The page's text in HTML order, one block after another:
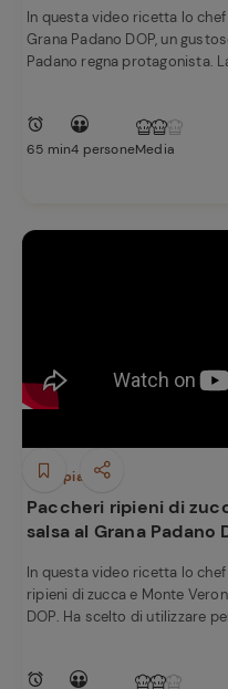
In questa video ricetta lo
Grana Padano DOP, un
Padano regna protagonista.
65 min4 personeMedia
Primi piatti
Paccheri ripieni di
salsa al Grana Padano
In questa video ricetta lo
ripieni di zucca e Monte
DOP. Ha scelto di utilizzare